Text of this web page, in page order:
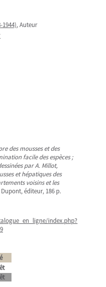
, Auteur
des mousses et des
facile des espèces ;
par A. Millot,
et hépatiques des
voisins et les
Dupont, éditeur, 186 p.
index.php?